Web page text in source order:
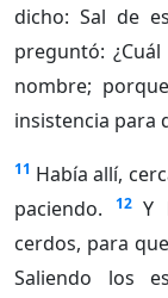
dicho: Sal de
preguntó:
nombre;
insistencia para
11 Había allí,
paciendo.
12 Y
cerdos, para
Saliendo los